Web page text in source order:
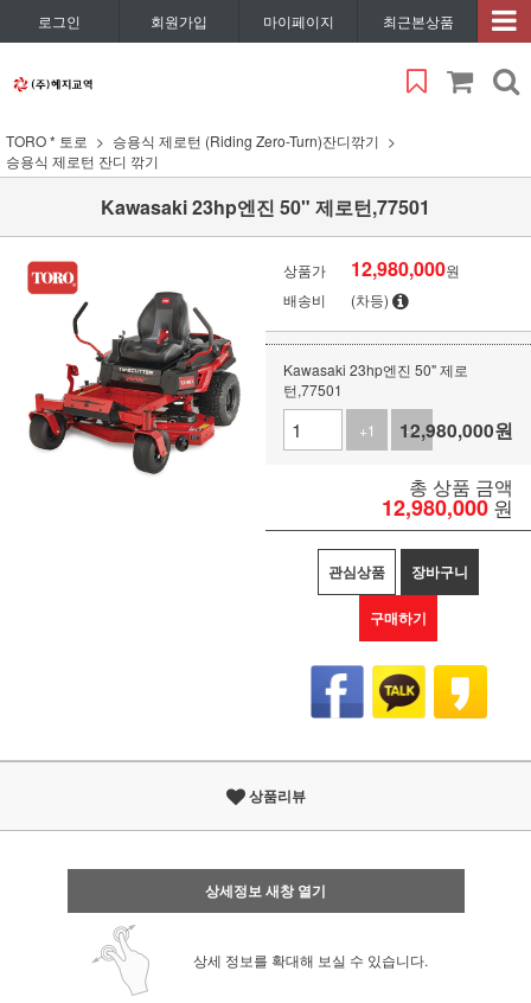
로그인 회원가입 마이페이지 최근본상품
TORO * 토로
승용식 제로턴 (Riding Zero-Turn)잔디깎기
승용식 제로턴 잔디 깎기
Kawasaki 23hp엔진 50" 제로턴,77501
상품가 12,980,000원
배송비
(차등)
Kawasaki 23hp엔진 50" 제로
턴,77501
+1
-1
12,980,000원
총 상품 금액
12,980,000 원
관심상품 장바구니
구매하기
상품리뷰
상세정보 새창 열기
상세 정보를 확대해 보실 수 있습니다.